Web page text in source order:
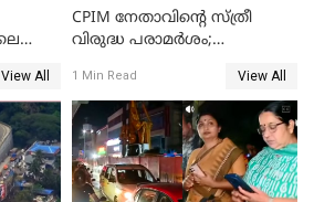
View All
CPIM നേതാവിൻ്റെ സ്ത്രീ
വിരുദ്ധ പരാമർശം;
1 Min Read View All